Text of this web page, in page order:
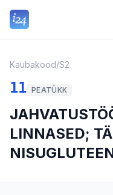
Kaubakood/S2
11 PEATÜKK
LINNASED;